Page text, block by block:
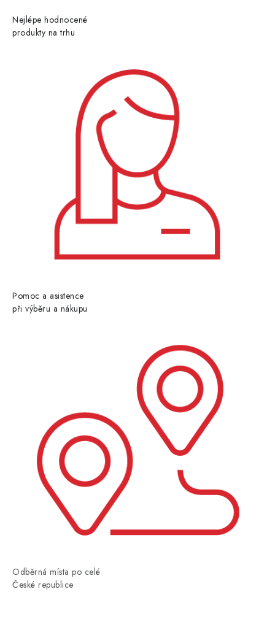
Nejlépe hodnocené
produkty na trhu
Pomoc a asistence
při výběru a nákupu
Odběrná místa po celé
České republice